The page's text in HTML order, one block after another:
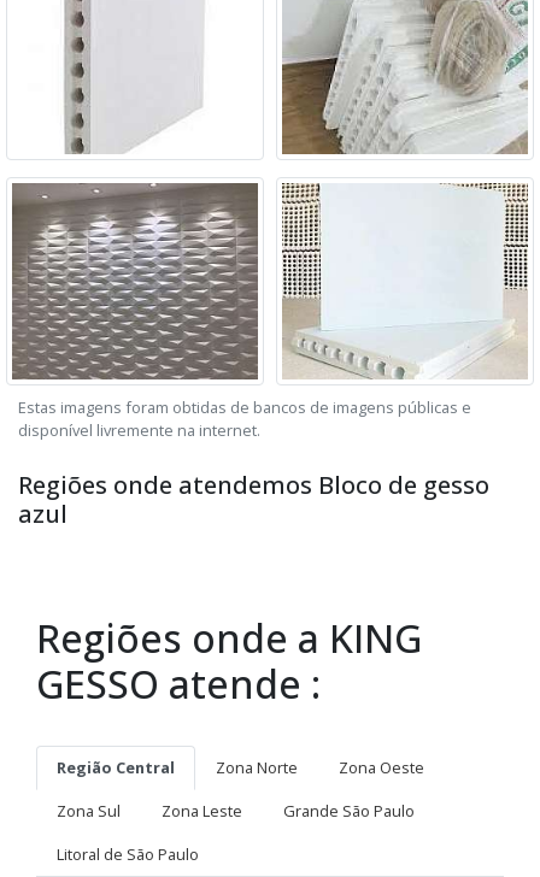
Estas imagens foram obtidas de bancos de imagens públicas e
disponível livremente na internet.
Regiões onde atendemos Bloco de gesso
azul
Regiões onde a KING
GESSO atende :
Região Central Zona Norte
Zona Oeste
Zona Sul
Zona Leste
Grande São Paulo
Litoral de São Paulo